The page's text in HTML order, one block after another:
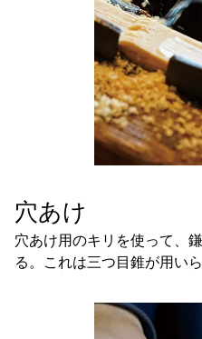
穴あけ
穴あけ用のキリを使って、
る。これは三つ目錐が用いら